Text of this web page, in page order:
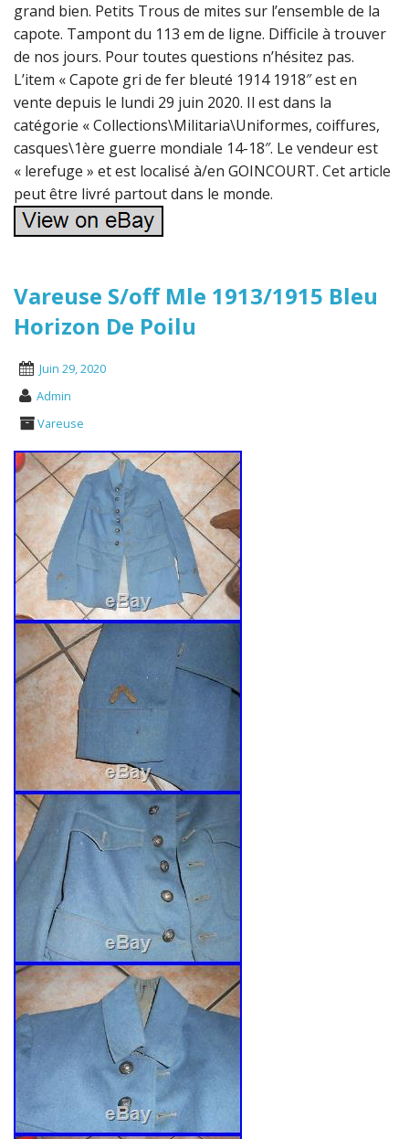
grand bien. Petits Trous de mites sur l’ensemble de la
capote. Tampont du 113 em de ligne. Difficile à trouver
de nos jours. Pour toutes questions n’hésitez pas.
L’item « Capote gri de fer bleuté 1914 1918″ est en
vente depuis le lundi 29 juin 2020. Il est dans la
catégorie « Collections\Militaria\Uniformes, coiffures,
casques\1ère guerre mondiale 14-18″. Le vendeur est
« lerefuge » et est localisé à/en GOINCOURT. Cet article
peut être livré partout dans le monde.
Vareuse S/off Mle 1913/1915 Bleu
Horizon De Poilu
Juin 29, 2020
Admin
Vareuse